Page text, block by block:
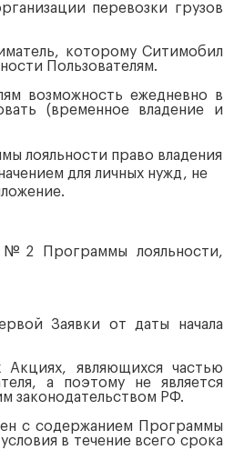
перевозки грузов
которому Ситимобил
Пользователям.
возможность ежедневно в
(временное владение и
лояльности право владения
для личных нужд, не
Программы лояльности,
Заявки от даты начала
являющихся частью
а поэтому не является
законодательством РФ.
с содержанием Программы
в течение всего срока